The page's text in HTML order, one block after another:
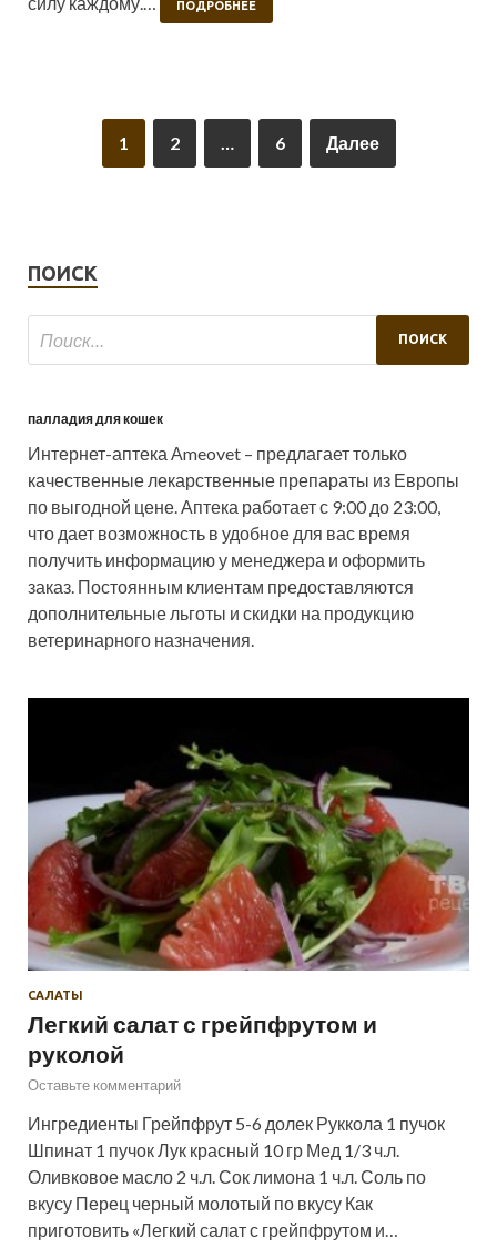
ПОДРОБНЕЕ
1 2 6 Далее
ПОИСК
палладия для кошек
Интернет-аптека Аmeovet – предлагает только
качественные лекарственные препараты из Европы
по выгодной цене. Аптека работает с 9:00 до 23:00,
что дает возможность в удобное для вас время
получить информацию у менеджера и оформить
заказ. Постоянным клиентам предоставляются
дополнительные льготы и скидки на продукцию
ветеринарного назначения.
САЛАТЫ
Легкий салат с грейпфрутом и
руколой
Оставьте комментарий
Ингредиенты Грейпфрут 5-6 долек Руккола 1 пучок
Шпинат 1 пучок Лук красный 10 гр Мед 1/3 ч.л.
Оливковое масло 2 ч.л. Сок лимона 1 ч.л. Соль по
вкусу Перец черный молотый по вкусу Как
приготовить «Легкий салат с грейпфрутом и…